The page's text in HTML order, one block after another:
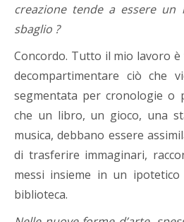
creazione tende a essere
Concordo. Tutto il mio lavoro
decompartimentare ciò che
segmentata per cronologie o
che un libro, un gioco, una
musica, debbano essere
di trasferire immaginari,
messi insieme in un
biblioteca.